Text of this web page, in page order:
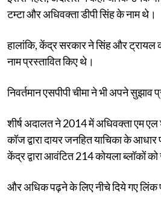
टम्टा और अधिवक्ता डीपी सिंह के नाम थे।
हालांकि, केंद्र सरकार ने सिंह और ट्रायल
नाम प्रस्तावित किए थे।
निवर्तमान एसपीपी चीमा ने भी अपने सुझाव
शीर्ष अदालत ने 2014 में अधिवक्ता एम
कॉज द्वारा दायर जनहित याचिका के
केंद्र द्वारा आवंटित 214 कोयला ब्लॉकों को
और अधिक पढ़ने के लिए नीचे दिये गए लिंक